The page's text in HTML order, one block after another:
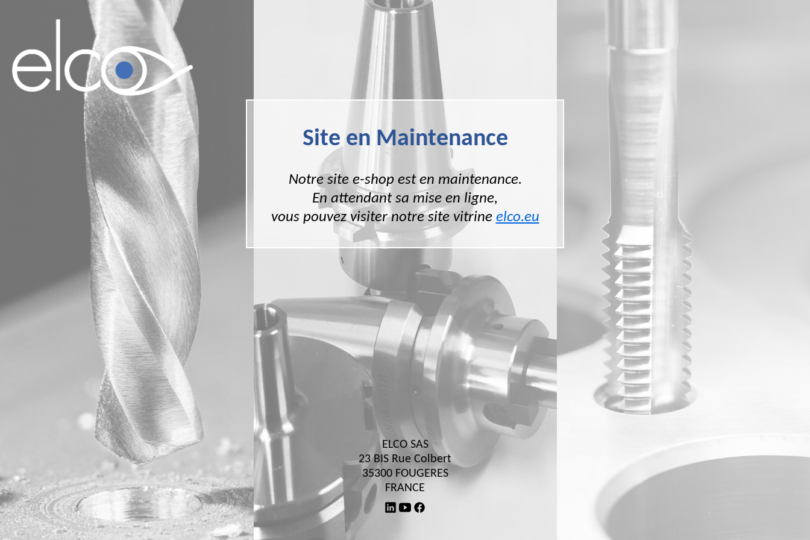
Site en Maintenance
Notre site e-shop est en maintenance.
En attendant sa mise en ligne,
vous pouvez visiter notre site vitrine elco.eu
ELCO SAS
23 BIS Rue Colbert
35300 FOUGERES
FRANCE